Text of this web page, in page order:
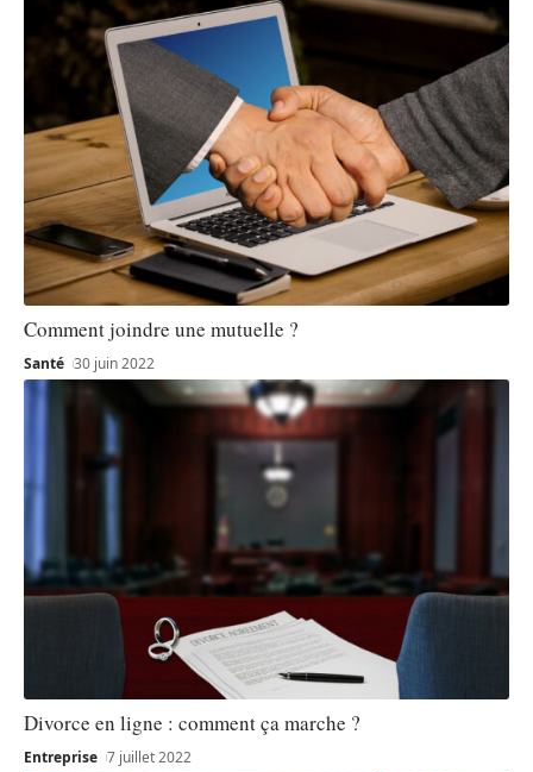
Comment joindre une mutuelle ?
Santé 30 juin 2022
Divorce en ligne : comment ça marche ?
Entreprise 7 juillet 2022